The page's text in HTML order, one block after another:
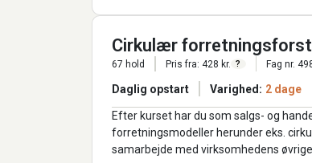
Cirkulær
67 hold Pris fra: 428 kr. ? Fag nr.
Daglig opstart Varighed: 2 dage
Efter kurset har du som salgs- og
forretningsmodeller herunder eks.
samarbejde med virksomhedens